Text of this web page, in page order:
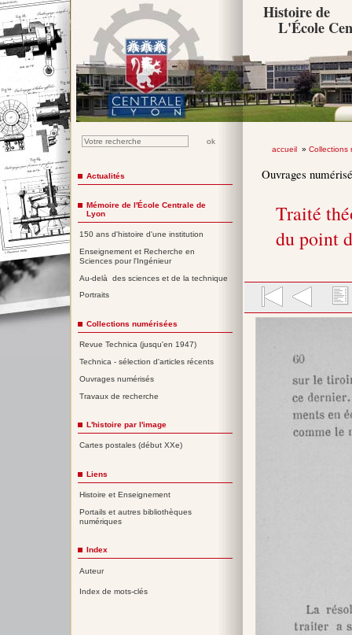
Histoire de
L'École
accueil» Collections
Ouvrages
Traité
du point
Actualités
Mémoire de l'École Centrale de
Lyon
150 ans d'histoire d'une institution
Enseignement et Recherche en
Sciences pour l'Ingénieur
Au-delà des sciences et de la technique
Portraits
Collections numérisées
Revue Technica (jusqu'en 1947)
Technica - sélection d'articles récents
Ouvrages numérisés
Travaux de recherche
L'histoire par l'image
Cartes postales (début XXe)
Liens
Histoire et Enseignement
Portails et autres bibliothèques
numériques
Index
Auteur
Index de mots-clés